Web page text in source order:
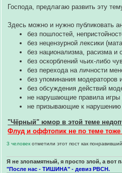
Господа, предлагаю развить эту
Здесь можно и нужно публиковать
без пошлостей,
без нецензурной лексики
без национализма, расизма и
без оскорблений чьих-либо
без перехода на личности
без упоминания модераторов
без обсуждения действий
не нарушающие правила
не призывающие к
"Чёрный" юмор в этой теме
Флуд и оффтопик не по теме тоже
3 человекотметили этот пост как
Я не злопамятный, я просто злой, а вот
"После нас - ТИШИНА" - девиз РВСН.